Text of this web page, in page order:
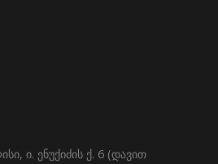
ი. ენუქიძის ქ. 6 (დავით